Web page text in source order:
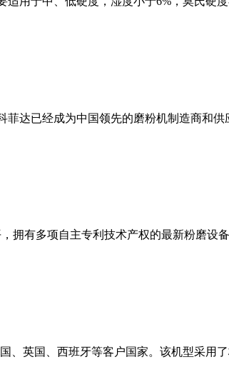
达已经成为中国领先的磨粉机制造商和
拥有多项自主专利技术产权的最新粉磨
、英国、西班牙等客户国家。该机型采用